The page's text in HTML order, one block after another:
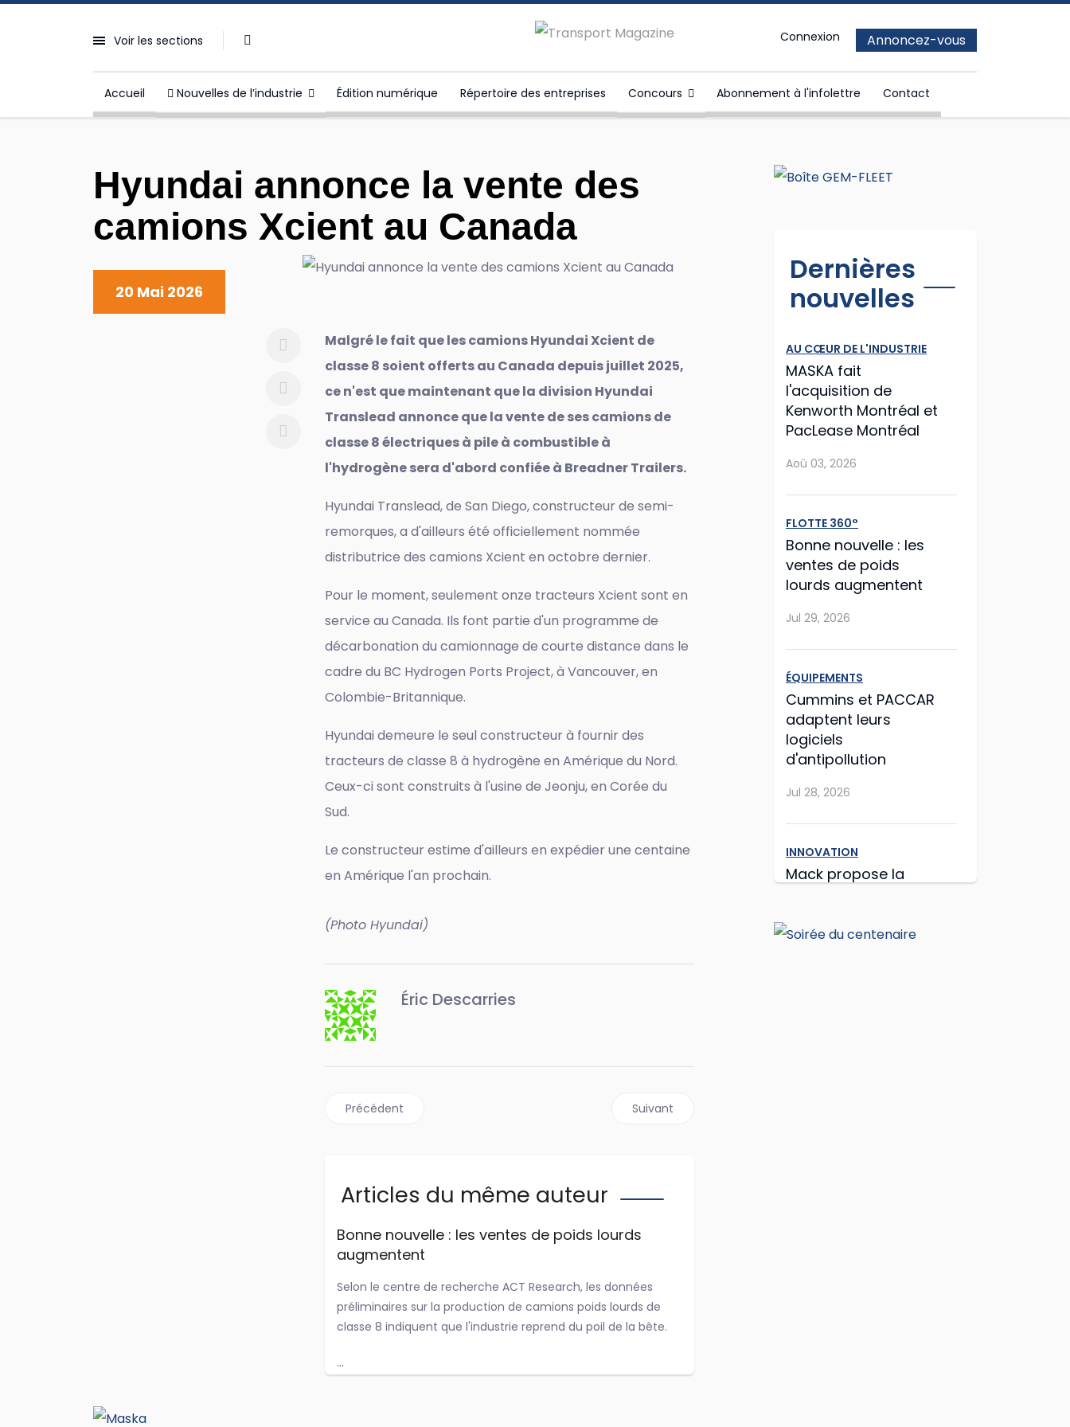
Voir les sections Annoncez-vous
Connexion
Accueil Nouvelles de l’industrie Édition numérique Répertoire des entreprises Concours Abonnement à l'infolettre Contact
Hyundai annonce la vente des
camions Xcient au Canada
20 Mai 2026
Malgré le fait que les camions Hyundai Xcient de
classe 8 soient offerts au Canada depuis juillet 2025,
ce n'est que maintenant que la division Hyundai
Translead annonce que la vente de ses camions de
classe 8 électriques à pile à combustible à
l'hydrogène sera d'abord confiée à Breadner Trailers.
Hyundai Translead, de San Diego, constructeur de semi-
remorques, a d'ailleurs été officiellement nommée
distributrice des camions Xcient en octobre dernier.
Pour le moment, seulement onze tracteurs Xcient sont en
service au Canada. Ils font partie d'un programme de
décarbonation du camionnage de courte distance dans le
cadre du BC Hydrogen Ports Project, à Vancouver, en
Colombie-Britannique.
Hyundai demeure le seul constructeur à fournir des
tracteurs de classe 8 à hydrogène en Amérique du Nord.
Ceux-ci sont construits à l'usine de Jeonju, en Corée du
Sud.
Le constructeur estime d'ailleurs en expédier une centaine
en Amérique l'an prochain.
(Photo Hyundai)
Éric Descarries
Article précédent : Einride s'installe en Ohio
Précédent Article suivant : Transport Canada approuve les fourgons Workhorse
Suivant
Articles du même auteur
Bonne nouvelle : les ventes de poids lourds
augmentent
Selon le centre de recherche ACT Research, les données
préliminaires sur la production de camions poids lourds de
classe 8 indiquent que l'industrie reprend du poil de la bête.
...
Dernières
nouvelles
AU CŒUR DE L'INDUSTRIE
MASKA fait
l'acquisition de
Kenworth Montréal et
PacLease Montréal
Aoû 03, 2026
FLOTTE 360°
Bonne nouvelle : les
ventes de poids
lourds augmentent
Jul 29, 2026
ÉQUIPEMENTS
Cummins et PACCAR
adaptent leurs
logiciels
d'antipollution
Jul 28, 2026
INNOVATION
Mack propose la
Jul 27, 2026